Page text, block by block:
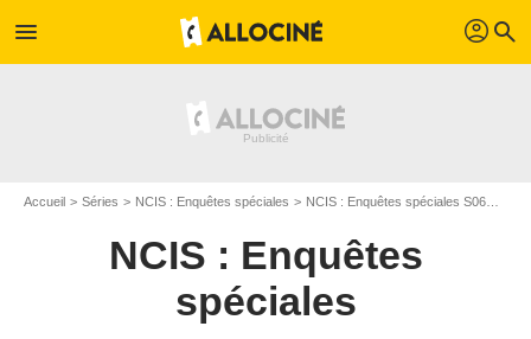
menu profil search
Accueil Séries NCIS : Enquêtes spéciales NCIS : Enquêtes spéciales S06
NCIS : Enquêtes
spéciales